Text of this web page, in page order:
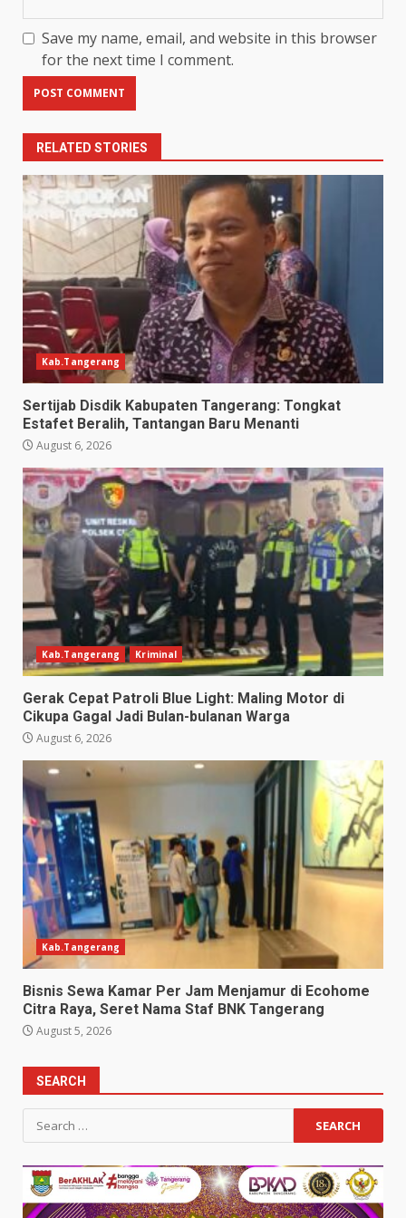
Save my name, email, and website in this browser
for the next time I comment.
RELATED STORIES
Kab.Tangerang
Sertijab Disdik Kabupaten Tangerang: Tongkat
Estafet Beralih, Tantangan Baru Menanti
August 6, 2026
Kab.Tangerang Kriminal
Gerak Cepat Patroli Blue Light: Maling Motor di
Cikupa Gagal Jadi Bulan-bulanan Warga
August 6, 2026
Kab.Tangerang
Bisnis Sewa Kamar Per Jam Menjamur di Ecohome
Citra Raya, Seret Nama Staf BNK Tangerang
August 5, 2026
SEARCH
Search
for: